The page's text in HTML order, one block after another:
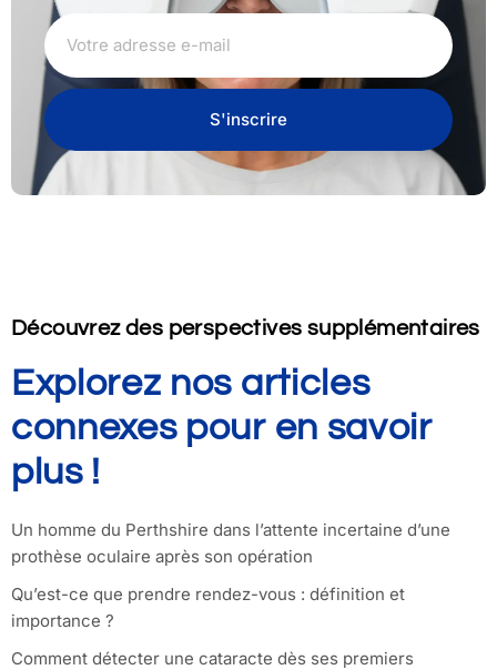
S'inscrire
Découvrez des perspectives supplémentaires
Explorez nos articles
connexes pour en savoir
plus !
Un homme du Perthshire dans l’attente incertaine d’une
prothèse oculaire après son opération
Qu’est-ce que prendre rendez-vous : définition et
importance ?
Comment détecter une cataracte dès ses premiers